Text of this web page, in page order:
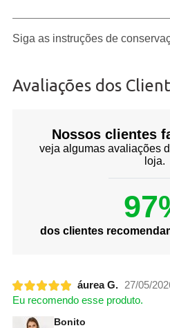
Siga as instruções de
Avaliações dos
Nossos clientes
veja algumas avaliações
loja.
dos clientes
áurea G. 27/05/
Eu recomendo esse produto.
Bonito